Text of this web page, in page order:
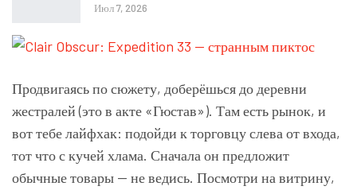
Июл 7, 2026
Продвигаясь по сюжету, доберёшься до деревни
жестралей (это в акте «Гюстав»). Там есть рынок, и
вот тебе лайфхак: подойди к торговцу слева от входа,
тот что с кучей хлама. Сначала он предложит
обычные товары — не ведись. Посмотри на витрину,